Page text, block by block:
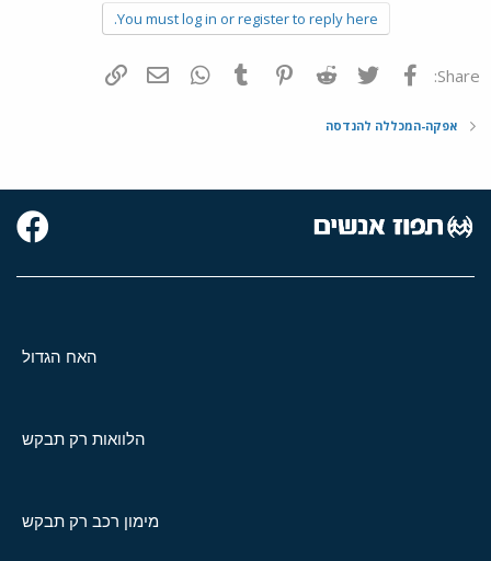
You must log in or register to reply here.
Share: פייסבוק Twitter
Reddit
Pinterest
Tumblr
WhatsAppדואר אלקטרוני
אפקה-המכללה להנדסה
האח הגדול
הלוואות רק תבקש
מימון רכב רק תבקש